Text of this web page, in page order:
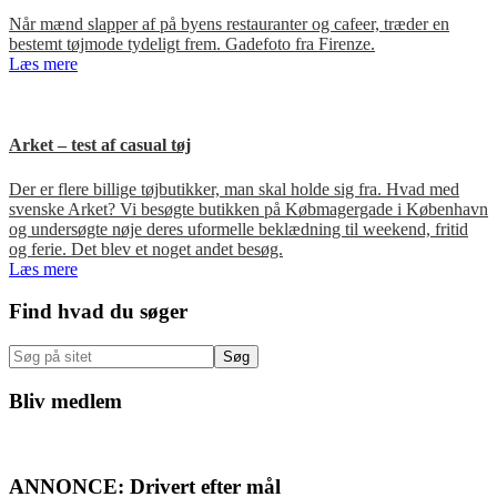
Når mænd slapper af på byens restauranter og cafeer, træder en
bestemt tøjmode tydeligt frem. Gadefoto fra Firenze.
Læs mere
Arket – test af casual tøj
Der er flere billige tøjbutikker, man skal holde sig fra. Hvad med
svenske Arket? Vi besøgte butikken på Købmagergade i København
og undersøgte nøje deres uformelle beklædning til weekend, fritid
og ferie. Det blev et noget andet besøg.
Læs mere
Primær
Sidebar
Find hvad du søger
Søg
på
sitet
Bliv medlem
ANNONCE: Drivert efter mål